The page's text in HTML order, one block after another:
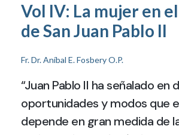
Vol IV: La mujer en
de San Juan Pablo II
Fr. Dr. Aníbal E. Fosbery O.P.
“Juan Pablo II ha señalado en
oportunidades y modos que
depende en gran medida de